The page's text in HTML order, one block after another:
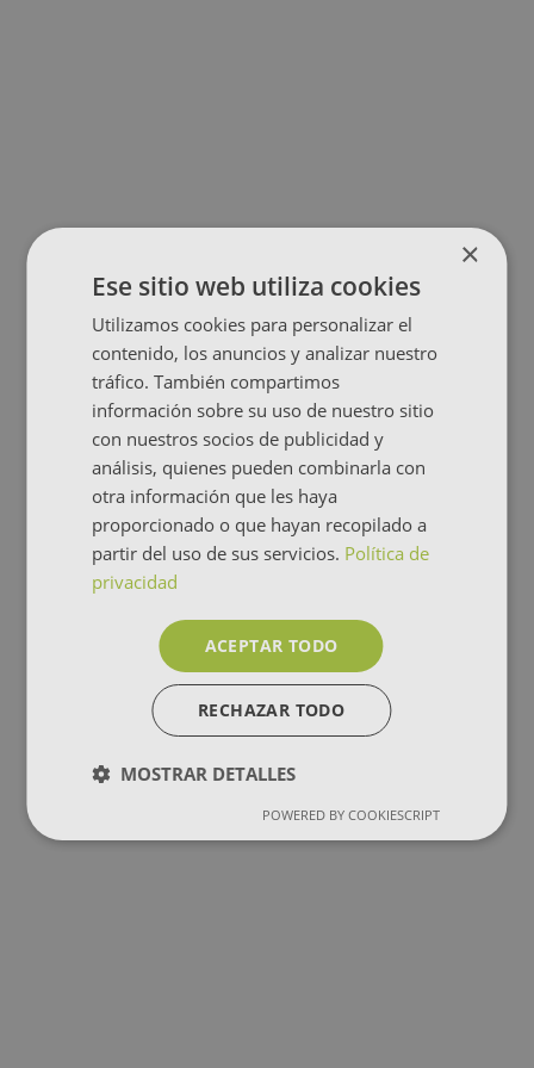
×
Ese sitio web utiliza cookies
Utilizamos cookies para personalizar el
contenido, los anuncios y analizar nuestro
tráfico. También compartimos
información sobre su uso de nuestro sitio
con nuestros socios de publicidad y
análisis, quienes pueden combinarla con
otra información que les haya
proporcionado o que hayan recopilado a
partir del uso de sus servicios. Política de
privacidad
ACEPTAR TODO
RECHAZAR TODO
MOSTRAR DETALLES
POWERED BY COOKIESCRIPT